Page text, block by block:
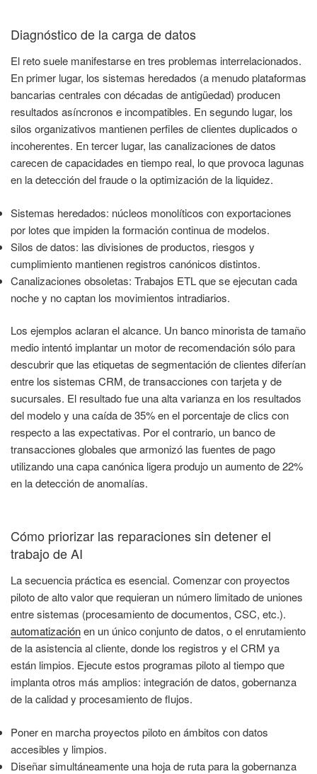
Diagnóstico de la carga de datos
El reto suele manifestarse en tres problemas interrelacionados.
En primer lugar, los sistemas heredados (a menudo plataformas
bancarias centrales con décadas de antigüedad) producen
resultados asíncronos e incompatibles. En segundo lugar, los
silos organizativos mantienen perfiles de clientes duplicados o
incoherentes. En tercer lugar, las canalizaciones de datos
carecen de capacidades en tiempo real, lo que provoca lagunas
en la detección del fraude o la optimización de la liquidez.
Sistemas heredados: núcleos monolíticos con exportaciones
por lotes que impiden la formación continua de modelos.
Silos de datos: las divisiones de productos, riesgos y
cumplimiento mantienen registros canónicos distintos.
Canalizaciones obsoletas: Trabajos ETL que se ejecutan cada
noche y no captan los movimientos intradiarios.
Los ejemplos aclaran el alcance. Un banco minorista de tamaño
medio intentó implantar un motor de recomendación sólo para
descubrir que las etiquetas de segmentación de clientes diferían
entre los sistemas CRM, de transacciones con tarjeta y de
sucursales. El resultado fue una alta varianza en los resultados
del modelo y una caída de 35% en el porcentaje de clics con
respecto a las expectativas. Por el contrario, un banco de
transacciones globales que armonizó las fuentes de pago
utilizando una capa canónica ligera produjo un aumento de 22%
en la detección de anomalías.
Cómo priorizar las reparaciones sin detener el
trabajo de AI
La secuencia práctica es esencial. Comenzar con proyectos
piloto de alto valor que requieran un número limitado de uniones
entre sistemas (procesamiento de documentos, CSC, etc.).
automatizaciónen un único conjunto de datos, o el enrutamiento
de la asistencia al cliente, donde los registros y el CRM ya
están limpios. Ejecute estos programas piloto al tiempo que
implanta otros más amplios: integración de datos, gobernanza
de la calidad y procesamiento de flujos.
Poner en marcha proyectos piloto en ámbitos con datos
accesibles y limpios.
Diseñar simultáneamente una hoja de ruta para la gobernanza